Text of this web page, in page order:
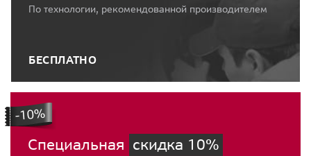
По технологии, рекомендованной производителем
БЕСПЛАТНО
Специальная скидка 10%